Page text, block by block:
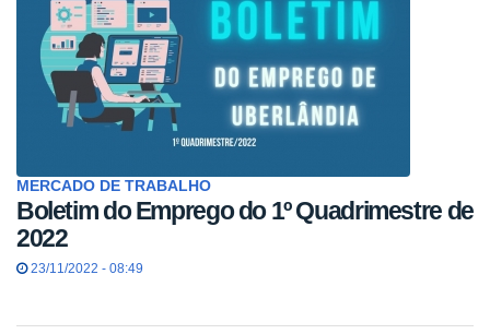
MERCADO DE TRABALHO
Boletim do Emprego do 1º Quadrimestre de
2022
23/11/2022 - 08:49